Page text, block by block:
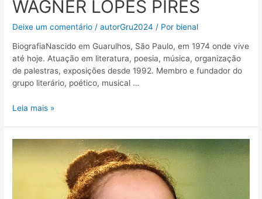
WAGNER LOPES PIRES
Deixe um comentário /autorGru2024 / Por bienal
BiografiaNascido em Guarulhos, São Paulo, em 1974 onde vive
até hoje. Atuação em literatura, poesia, música, organização
de palestras, exposições desde 1992. Membro e fundador do
grupo literário, poético, musical …
Leia mais »